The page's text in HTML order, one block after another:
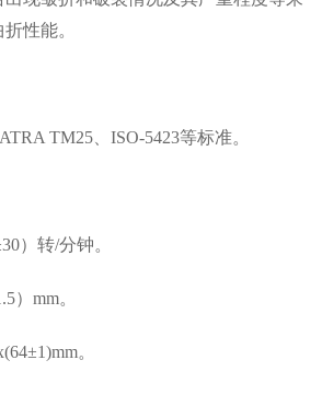
性能。
TM25、ISO-5423等标准。
）转/分钟。
）mm。
。